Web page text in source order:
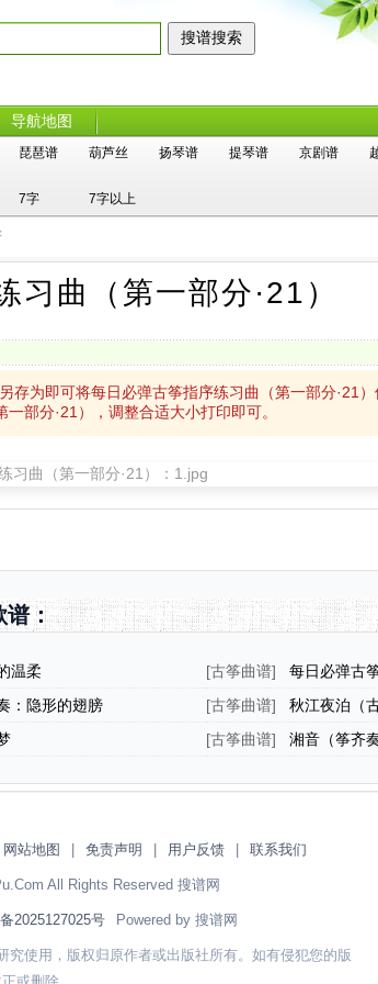
导航地图
琵琶谱 葫芦丝 扬琴谱 提琴谱 京剧谱
7字 7字以上
习曲（第一部分·21）
为即可将每日必弹古筝指序练习曲（第一部分·21
部分·21），调整合适大小打印即可。
：
温柔 [古筝曲谱]
每日必弹古
·12）
：隐形的翅膀 [古筝曲谱]
秋江夜泊（
[古筝曲谱] 湘音（筝齐奏
网站地图 免责声明 用户反馈 联系我们
All Rights Reserved 搜谱网
2025127025号 Powered by 搜谱网
使用，版权归原作者或出版社所有。如有侵犯您的版